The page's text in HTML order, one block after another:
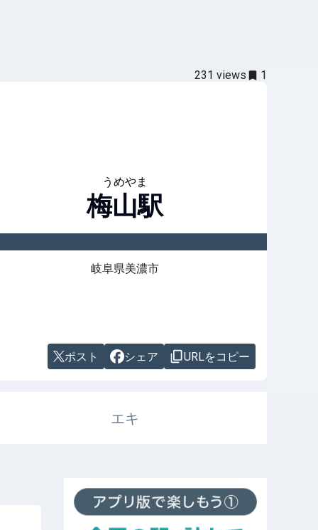
231 views 1
うめやま
梅山駅
岐阜県美濃市
ポスト シェア URLをコピー
エキ